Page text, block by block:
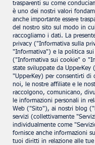
trasparenti su come
è uno dei nostri valori
anche importante essere
del nostro sito sul modo in
raccogliamo i dati. La
privacy ("Informativa sulla
"Informativa") e la politica sui
("Informativa sui cookie" o
state sviluppate da
"UpperKey) per consentirti di
noi, le nostre affiliate e le
raccolgono, comunicano,
le informazioni personali in
Web ("Sito"), ai nostri blog
servizi (collettivamente
individualmente come
fornisce anche informazioni
tuoi diritti in relazione alle tue